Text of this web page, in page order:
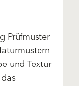
Prüfmuster
und Textur